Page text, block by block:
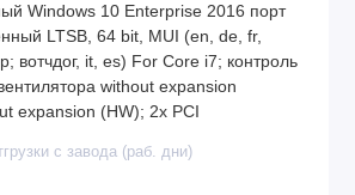
Windows 10 Enterprise 2016 порт
LTSB, 64 bit, MUI (en, de, fr,
вотчдог, it, es) For Core i7; контроль
without expansion
expansion (HW); 2x PCI
с завода (раб. дни)